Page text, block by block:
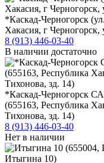
*Каскад-Черногорск
Хакасия, г Черногорск,
8 (913) 446-03-40
В наличии достаточно
*Каскад-Черногорск
(655163, Республика
Тихонова, зд. 14)
8 (913) 446-03-40
Нет в наличии